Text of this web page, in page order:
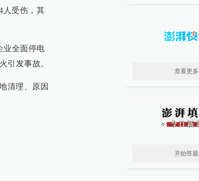
人受伤，其
业全面停电
引发事故。
清理、原因
查看更多
开始答题